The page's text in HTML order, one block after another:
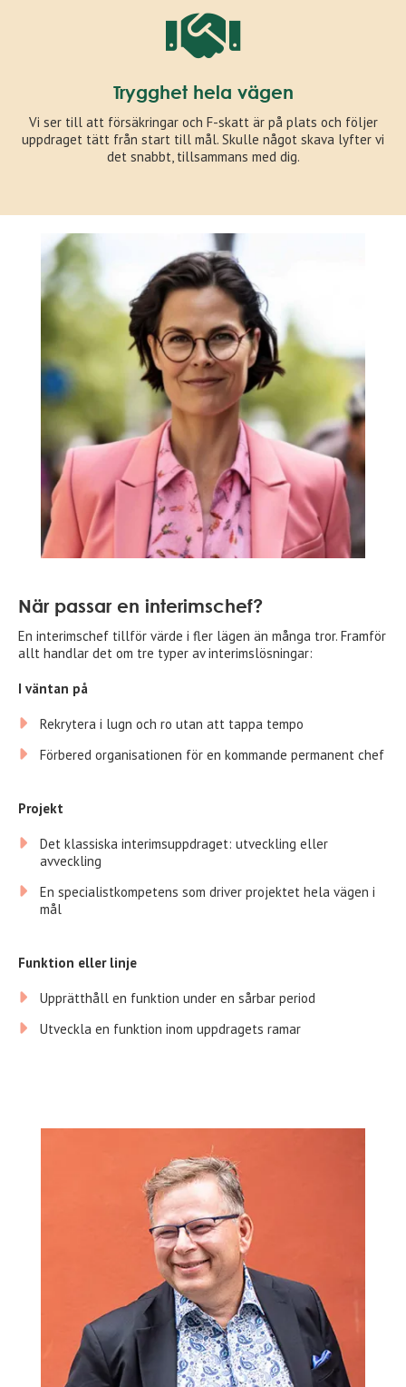
Trygghet hela vägen
Vi ser till att försäkringar och F-skatt är på plats och följer
uppdraget tätt från start till mål. Skulle något skava lyfter vi
det snabbt, tillsammans med dig.
När passar en interimschef?
En interimschef tillför värde i fler lägen än många tror. Framför
allt handlar det om tre typer av interimslösningar:
I väntan på
Rekrytera i lugn och ro utan att tappa tempo
Förbered organisationen för en kommande permanent chef
Projekt
Det klassiska interimsuppdraget: utveckling eller
avveckling
En specialistkompetens som driver projektet hela vägen i
mål
Funktion eller linje
Upprätthåll en funktion under en sårbar period
Utveckla en funktion inom uppdragets ramar